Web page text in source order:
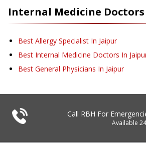
Internal Medicine
Best Allergy Specialist In Jaipur
Best Internal Medicine Doctors In
Best General Physicians In Jaipur
Call RBH For
Available